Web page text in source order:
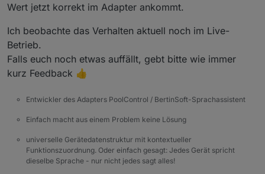
Wert jetzt korrekt im Adapter ankommt.
Ich beobachte das Verhalten aktuell noch im Live-
Betrieb.
Falls euch noch etwas auffällt, gebt bitte wie immer
kurz Feedback 👍
Entwickler des Adapters PoolControl / BertinSoft-Sprachassistent
Einfach macht aus einem Problem keine Lösung
universelle Gerätedatenstruktur mit kontextueller
Funktionszuordnung. Oder einfach gesagt: Jedes Gerät spricht
dieselbe Sprache - nur nicht jedes sagt alles!